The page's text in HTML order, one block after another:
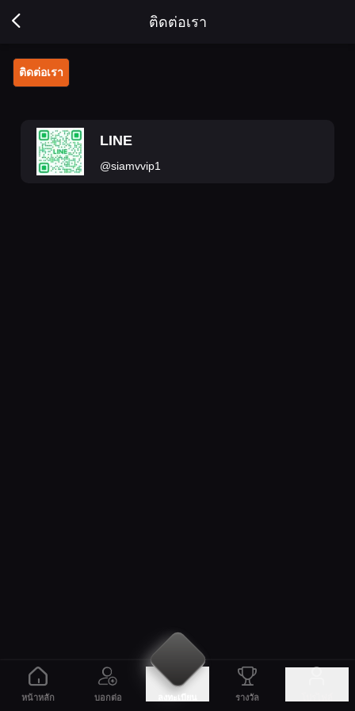
ติดต่อเรา
ติดต่อเรา
LINE
@siamvvip1
หน้าหลัก บอกต่อ ลงทะเบียน รางวัล